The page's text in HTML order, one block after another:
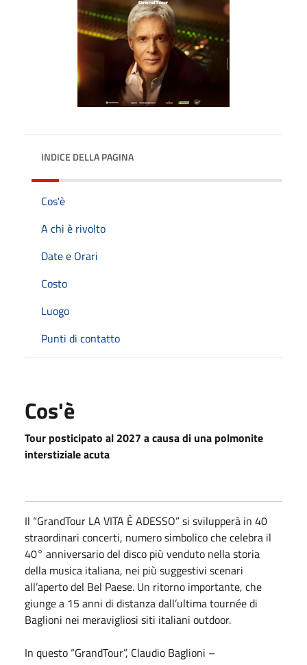
INDICE DELLA PAGINA
Cos'è
A chi è rivolto
Date e Orari
Costo
Luogo
Punti di contatto
Cos'è
Tour posticipato al 2027 a causa di una polmonite
interstiziale acuta
Il “GrandTour LA VITA È ADESSO” si svilupperà in 40
straordinari concerti, numero simbolico che celebra il
40° anniversario del disco più venduto nella storia
della musica italiana, nei più suggestivi scenari
all’aperto del Bel Paese. Un ritorno importante, che
giunge a 15 anni di distanza dall’ultima tournée di
Baglioni nei meravigliosi siti italiani outdoor.
In questo “GrandTour”, Claudio Baglioni –